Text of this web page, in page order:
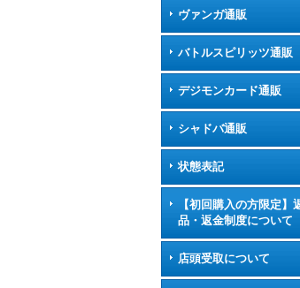
ヴァンガ通販
バトルスピリッツ通販
デジモンカード通販
シャドバ通販
状態表記
【初回購入の方限定】
品・返金制度について
店頭受取について